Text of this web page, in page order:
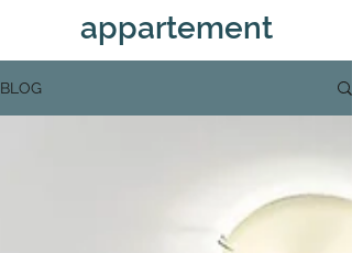
appartement
BLOG